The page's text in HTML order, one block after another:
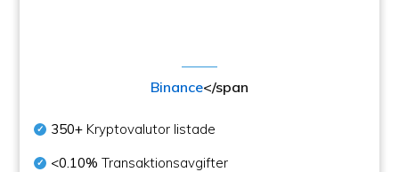
Binance</span
350+ Kryptovalutor listade
<0.10% Transaktionsavgifter